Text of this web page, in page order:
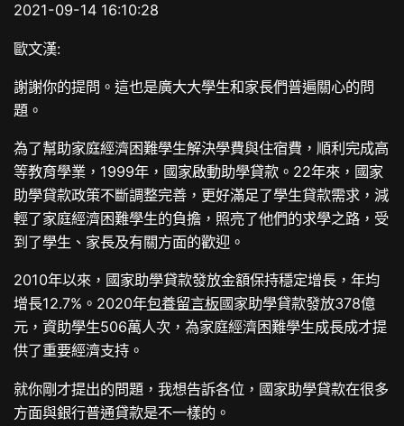
2021-09-14 16:10:28
歐文漢:
謝謝你的提問。這也是廣大大學生和家長們普遍關心的問
題。
為了幫助家庭經濟困難學生解決學費與住宿費，順利完成高
等教育學業，1999年，國家啟動助學貸款。22年來，國家
助學貸款政策不斷調整完善，更好滿足了學生貸款需求，減
輕了家庭經濟困難學生的負擔，照亮了他們的求學之路，受
到了學生、家長及有關方面的歡迎。
2010年以來，國家助學貸款發放金額保持穩定增長，年均
增長12.7%。2020年包養留言板國家助學貸款發放378億
元，資助學生506萬人次，為家庭經濟困難學生成長成才提
供了重要經濟支持。
就你剛才提出的問題，我想告訴各位，國家助學貸款在很多
方面與銀行普通貸款是不一樣的。